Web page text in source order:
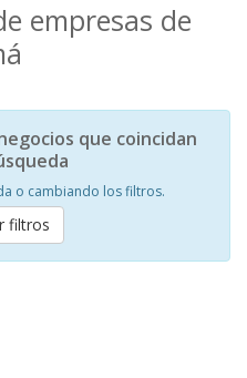
empresas de
que coincidan
o cambiando los filtros.
filtros